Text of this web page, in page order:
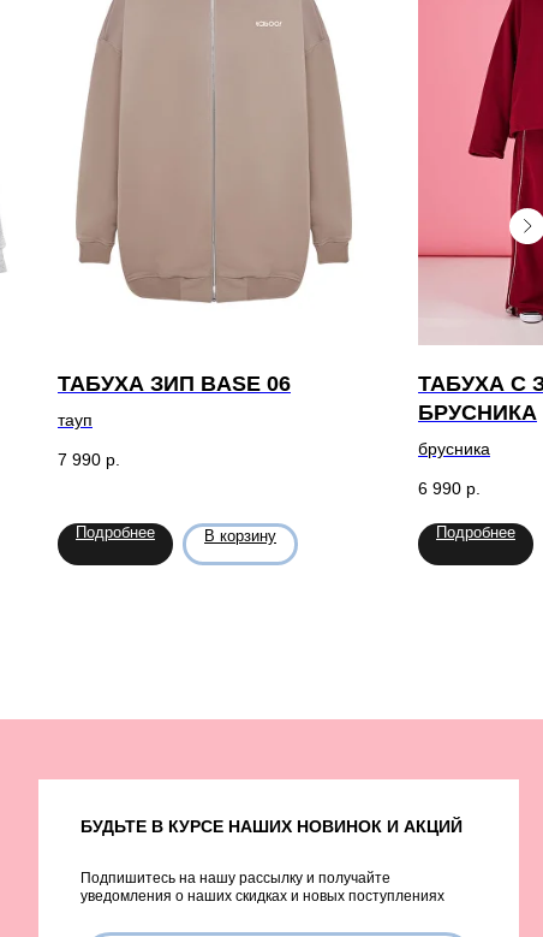
ТАБУХА ЗИП BASE 06
тауп
7 990 р.
Подробнее В корзину
ТАБУХА С
БРУСНИКА
брусника
6 990 р.
Подробнее
БУДЬТЕ В КУРСЕ НАШИХ НОВИНОК И АКЦИЙ
Подпишитесь на нашу рассылку и получайте
уведомления о наших скидках и новых поступлениях